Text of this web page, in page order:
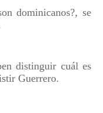
dominicanos?, se
distinguir cuál es
Guerrero.